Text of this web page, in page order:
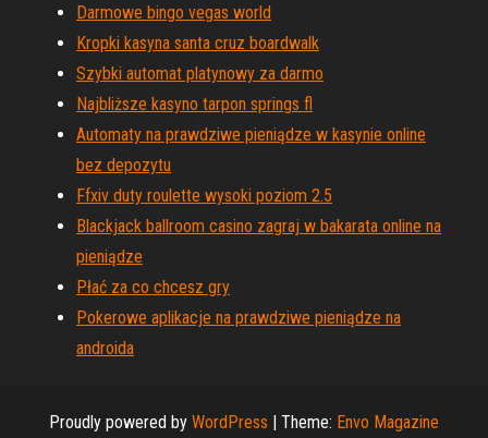
Darmowe bingo vegas world
Kropki kasyna santa cruz boardwalk
Szybki automat platynowy za darmo
Najbliższe kasyno tarpon springs fl
Automaty na prawdziwe pieniądze w kasynie online
bez depozytu
Ffxiv duty roulette wysoki poziom 2.5
Blackjack ballroom casino zagraj w bakarata online na
pieniądze
Płać za co chcesz gry
Pokerowe aplikacje na prawdziwe pieniądze na
androida
Proudly powered by WordPress | Theme: Envo Magazine